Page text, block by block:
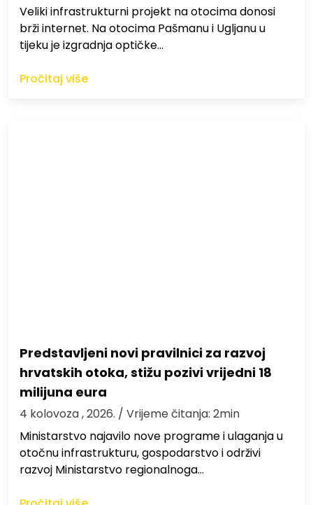
Veliki infrastrukturni projekt na otocima donosi
brži internet. Na otocima Pašmanu i Ugljanu u
tijeku je izgradnja optičke…
Pročitaj više
Predstavljeni novi pravilnici za razvoj
hrvatskih otoka, stižu pozivi vrijedni 18
milijuna eura
4 kolovoza , 2026. / Vrijeme čitanja: 2min
Ministarstvo najavilo nove programe i ulaganja u
otočnu infrastrukturu, gospodarstvo i održivi
razvoj Ministarstvo regionalnoga…